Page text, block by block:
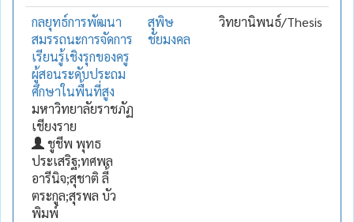
กลยุทธ์การพัฒนา
สมรรถนะการจัดการ
เรียนรู้เชิงรุกของครู
ผู้สอนระดับประถม
ศึกษาในพื้นที่สูง
มหาวิทยาลัยราชภัฏ
เชียงราย
ชูชีพ พุทธ
ประเสริฐ;ทศพล
อารีนิจ;สุชาติ ลี้
ตระกูล;สุรพล บัว
พิมพ์
สุพิษ
ชัยมงคล
วิทยานิพนธ์/Thesis